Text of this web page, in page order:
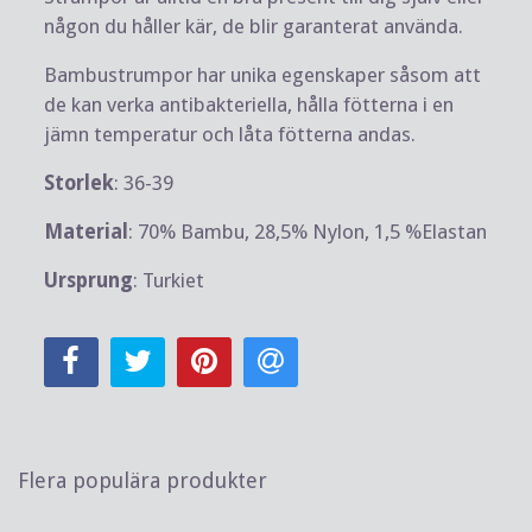
någon du håller kär, de blir garanterat använda.
Bambustrumpor har unika egenskaper såsom att
de kan verka antibakteriella, hålla fötterna i en
jämn temperatur och låta fötterna andas.
Storlek: 36-39
Material : 70% Bambu, 28,5% Nylon, 1,5 %Elastan
Ursprung: Turkiet
Flera populära produkter